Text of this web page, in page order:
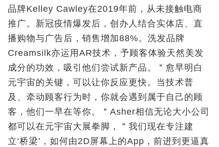
品牌Kelley Cawley在2019年前，从未接触电商
推广。新冠疫情爆发后，创办人结合实体店、直
播购物与广告后，销售增加88%。洗发品牌
Creamsilk亦运用AR技术，予顾客体验天然美发
成分的功效，吸引他们尝试新产品。＂愈早明白
元宇宙的关键，可以让你反应更快。当技术普
及、牵动顾客行为时，你就会遇到属于自己的顾
客，他们一早在等你。＂Asher相信无论大小公司
都可以在元宇宙大展拳脚，＂我们现在专注建
立‘桥梁’，如何由2D屏幕上的App，前进到更逼真